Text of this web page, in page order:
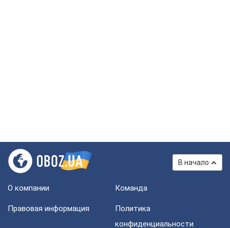
В начало
О компании Команда
Правовая информация
Политика
конфиденциальности